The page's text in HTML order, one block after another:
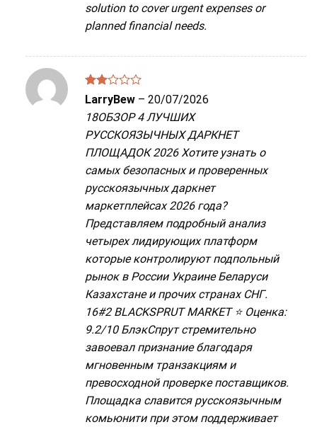
solution to cover urgent expenses or
planned financial needs.
Được
hạng
25
sao
LarryBew – 20/07/2026
18ОБЗОР 4 ЛУЧШИХ
РУССКОЯЗЫЧНЫХ ДАРКНЕТ
ПЛОЩАДОК 2026 Хотите узнать о
самых безопасных и проверенных
русскоязычных даркнет
маркетплейсах 2026 года?
Представляем подробный анализ
четырех лидирующих платформ
которые контролируют подпольный
рынок в России Украине Беларуси
Казахстане и прочих странах СНГ.
16#2 BLACKSPRUT MARKET ⭐ Оценка:
9.2/10 БлэкСпрут стремительно
завоевал признание благодаря
мгновенным транзакциям и
превосходной проверке поставщиков.
Площадка славится русскоязычным
комьюнити при этом поддерживает